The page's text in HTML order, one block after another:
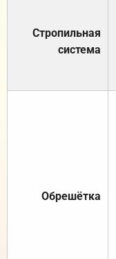
Стропильная
система
Обрешётка